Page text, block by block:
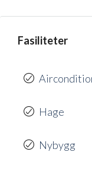
Fasiliteter
Hage
Nybygg